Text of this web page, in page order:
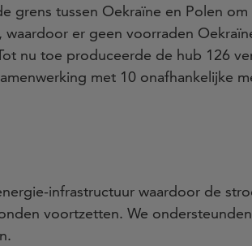
grens tussen Oekraïne en Polen om
er geen voorraden
nu toe produceerde de hub 126
met 10 onafhankelijke
infrastructuur waardoor de
voortzetten. We